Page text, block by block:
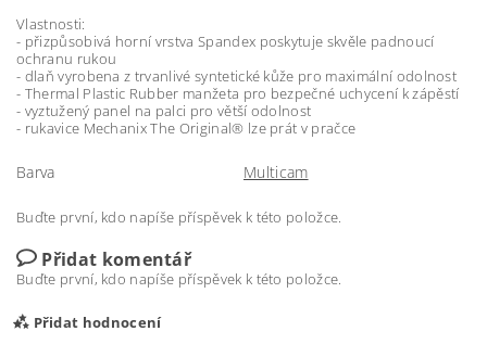
Vlastnosti:
- přizpůsobivá horní vrstva Spandex poskytuje skvěle padnoucí
ochranu rukou
- dlaň vyrobena z trvanlivé syntetické kůže pro maximální odolnost
- Thermal Plastic Rubber manžeta pro bezpečné uchycení k zápěstí
- vyztužený panel na palci pro větší odolnost
- rukavice Mechanix The Original® lze prát v pračce
Barva Multicam
Buďte první, kdo napíše příspěvek k této položce.
Přidat komentář
Buďte první, kdo napíše příspěvek k této položce.
Přidat hodnocení